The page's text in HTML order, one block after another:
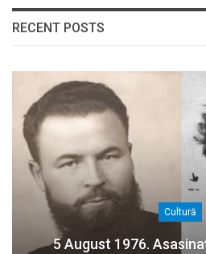
RECENT POSTS
Cultură
5 August 1976.